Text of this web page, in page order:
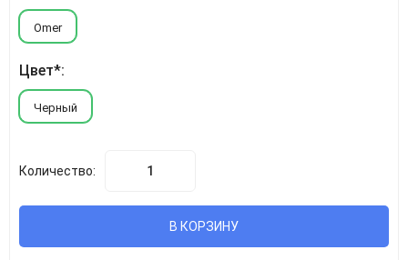
Omer
Цвет*:
Черный
Количество:
В КОРЗИНУ